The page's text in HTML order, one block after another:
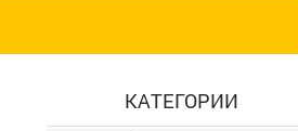
КАТЕГОРИИ